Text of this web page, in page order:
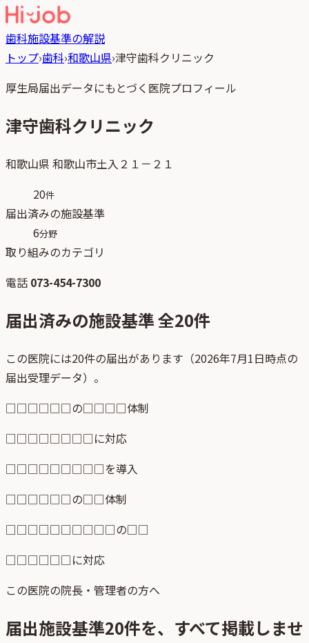
歯科施設基準の解説
トップ›歯科›和歌山県›津守歯科クリニック
厚生局届出データにもとづく医院プロフィール
津守歯科クリニック
和歌山県 和歌山市土入２１－２１
20件
届出済みの施設基準
6分野
取り組みのカテゴリ
電話 073-454-7300
届出済みの施設基準 全20件
この医院には20件の届出があります（2026年7月1日時点の
届出受理データ）。
□□□□□□の□□□□体制
□□□□□□□□に対応
□□□□□□□□□を導入
□□□□□□の□□体制
□□□□□□□□□□の□□
□□□□□□に対応
この医院の院長・管理者の方へ
届出施設基準20件を、すべて掲載しませ